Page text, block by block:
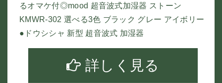
るオマケ付◎mood 超音波式加湿器 ストーン
KMWR-302 選べる3色 ブラック グレー アイボリー
●ドウシシャ 新型 超音波式 加湿器
詳しく見る